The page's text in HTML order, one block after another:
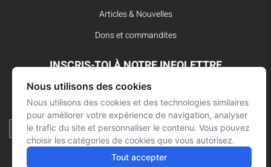
Articles & Nouvelles
Dons et commandites
INSCRIS-TOI À NOTRE INFOLETTRE
Reste à l’affût des dernières innovations pour vos interventions
d’urgence et ne manque aucune nouvelle de L’Arsenal.
Nous utilisons des cookies
Nous utilisons des cookies et des technologies similaires
pour améliorer votre expérience de navigation, analyser
le trafic du site et personnaliser le contenu. Vous pouvez
choisir les catégories de cookies que vous autorisez.
Tout accepter